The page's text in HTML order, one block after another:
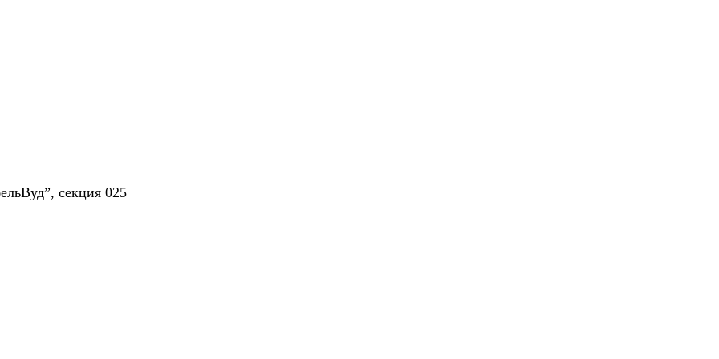
секция 025